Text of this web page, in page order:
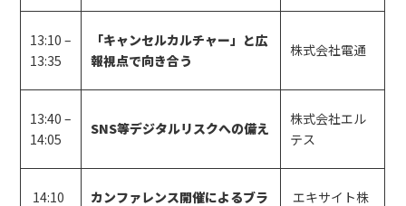
13:10 –
13:35
「キャンセルカルチャー」と広
報視点で向き合う
株式会社電通
13:40 –
14:05
SNS等デジタルリスクへの備え
株式会社エル
テス
14:10
カンファレンス開催によるブラ
エキサイト株